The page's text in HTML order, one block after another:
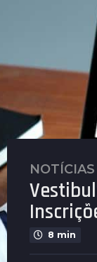
2
a
n
o
s
NOTÍCIAS
8 min